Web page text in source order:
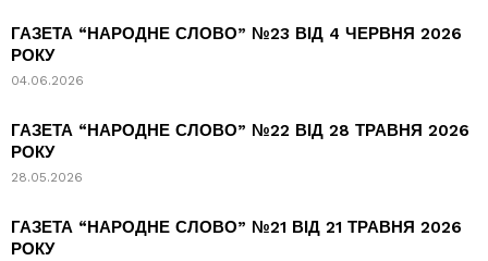
ГАЗЕТА “НАРОДНЕ СЛОВО” №23 ВІД 4 ЧЕРВНЯ 2026
РОКУ
04.06.2026
ГАЗЕТА “НАРОДНЕ СЛОВО” №22 ВІД 28 ТРАВНЯ 2026
РОКУ
28.05.2026
ГАЗЕТА “НАРОДНЕ СЛОВО” №21 ВІД 21 ТРАВНЯ 2026
РОКУ